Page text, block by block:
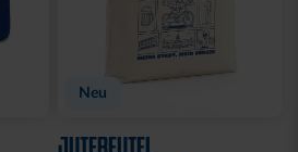
Neu